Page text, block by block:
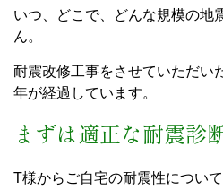
いつ、どこで、どんな規模の地
ん。
耐震改修工事をさせていただい
年が経過しています。
まずは適正な耐震診
T様からご自宅の耐震性につい